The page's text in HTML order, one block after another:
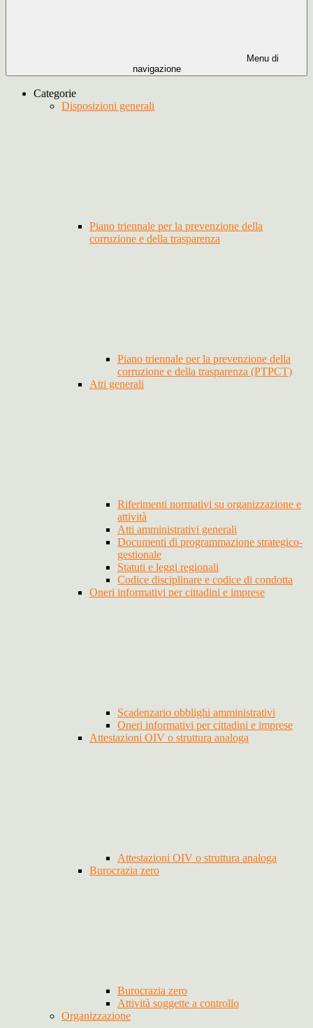
Menu di
navigazione
Categorie
Disposizioni generali
Piano triennale per la prevenzione della
corruzione e della trasparenza
Piano triennale per la prevenzione della
corruzione e della trasparenza (PTPCT)
Atti generali
Riferimenti normativi su organizzazione e
attività
Atti amministrativi generali
Documenti di programmazione strategico-
gestionale
Statuti e leggi regionali
Codice disciplinare e codice di condotta
Oneri informativi per cittadini e imprese
Scadenzario obblighi amministrativi
Oneri informativi per cittadini e imprese
Attestazioni OIV o struttura analoga
Attestazioni OIV o struttura analoga
Burocrazia zero
Burocrazia zero
Attività soggette a controllo
Organizzazione